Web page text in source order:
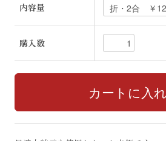
内容量
購入数